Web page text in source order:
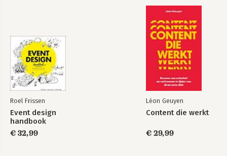
Roel Frissen
Event design
handbook
€ 32,99
Léon Geuyen
Content die werkt
€ 29,99